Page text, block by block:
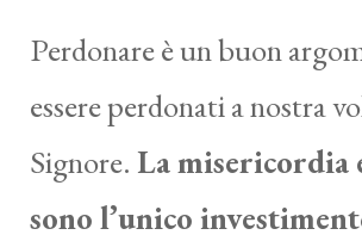
Perdonare è un buon
essere perdonati a nostra
Signore. La misericordia
sono l’unico